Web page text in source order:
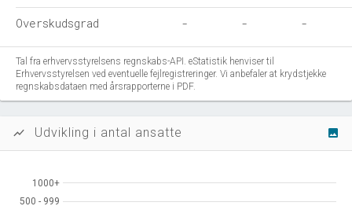
Overskudsgrad - - -
Tal fra erhvervsstyrelsens regnskabs-API. eStatistik henviser til
Erhvervsstyrelsen ved eventuelle fejlregistreringer. Vi anbefaler at krydstjekke
regnskabsdataen med årsrapporterne i PDF.
show_chart Udvikling i antal ansatte image
500 - 999
500 - 999
1000+
1000+